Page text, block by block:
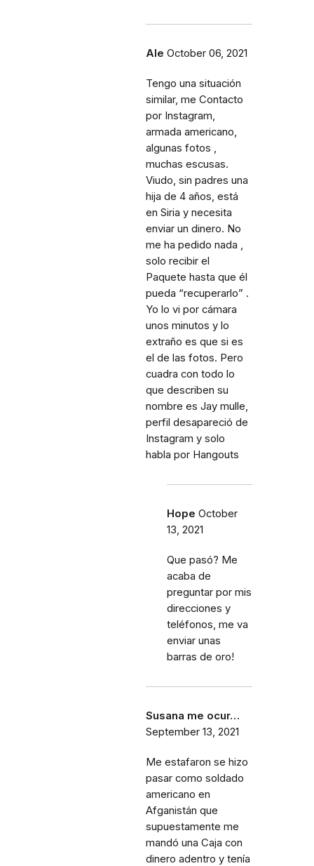
Ale October 06, 2021
Tengo una situación
similar, me Contacto
por Instagram,
armada americano,
algunas fotos ,
muchas escusas.
Viudo, sin padres una
hija de 4 años, está
en Siria y necesita
enviar un dinero. No
me ha pedido nada ,
solo recibir el
Paquete hasta que él
pueda “recuperarlo” .
Yo lo vi por cámara
unos minutos y lo
extraño es que si es
el de las fotos. Pero
cuadra con todo lo
que describen su
nombre es Jay mulle,
perfil desapareció de
Instagram y solo
habla por Hangouts
Hope October
13, 2021
Que pasó? Me
acaba de
preguntar por mis
direcciones y
teléfonos, me va
enviar unas
barras de oro!
Susana me ocur…
September 13, 2021
Me estafaron se hizo
pasar como soldado
americano en
Afganistán que
supuestamente me
mandó una Caja con
dinero adentro y tenía